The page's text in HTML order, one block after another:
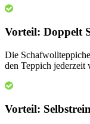
Vorteil: Doppelt
Die
den Teppich jederzeit
Vorteil: